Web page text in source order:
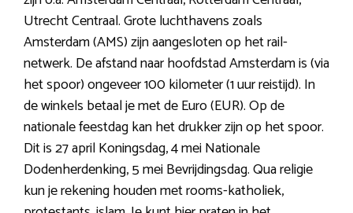
Utrecht Centraal. Grote luchthavens zoals
Amsterdam (AMS) zijn aangesloten op het rail-
netwerk. De afstand naar hoofdstad Amsterdam is (via
het spoor) ongeveer 100 kilometer (1 uur reistijd). In
de winkels betaal je met de Euro (EUR). Op de
nationale feestdag kan het drukker zijn op het spoor.
Dit is 27 april Koningsdag, 4 mei Nationale
Dodenherdenking, 5 mei Bevrijdingsdag. Qua religie
kun je rekening houden met rooms-katholiek,